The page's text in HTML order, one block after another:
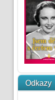
Odkazy